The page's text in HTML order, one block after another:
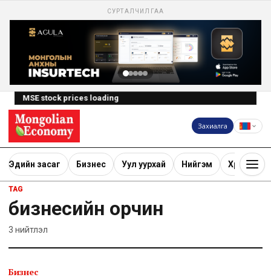
СУРТАЛЧИЛГАА
MSE stock prices loading
Захиалга
Эдийн засаг Бизнес Уул уурхай Нийгэм Хөрөнгө
TAG
бизнесийн орчин
3 нийтлэл
Бизнес